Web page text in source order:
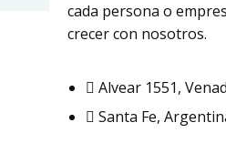
cada persona o
crecer con nosotros.
Alvear 1551,
Santa Fe,